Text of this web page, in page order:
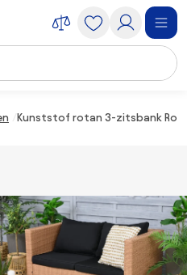
Kunststof rotan 3-zitsbank